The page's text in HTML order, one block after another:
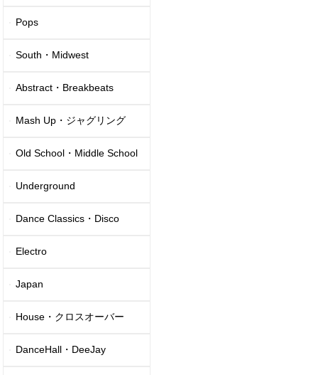
Pops
South・Midwest
Abstract・Breakbeats
Mash Up・ジャグリング
Old School・Middle School
Underground
Dance Classics・Disco
Electro
Japan
House・クロスオーバー
DanceHall・DeeJay